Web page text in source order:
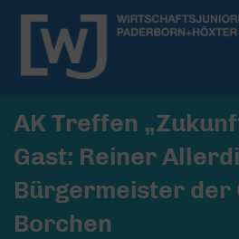
AK Treffen
Gast: Reiner
Bürgermeister der
Borchen